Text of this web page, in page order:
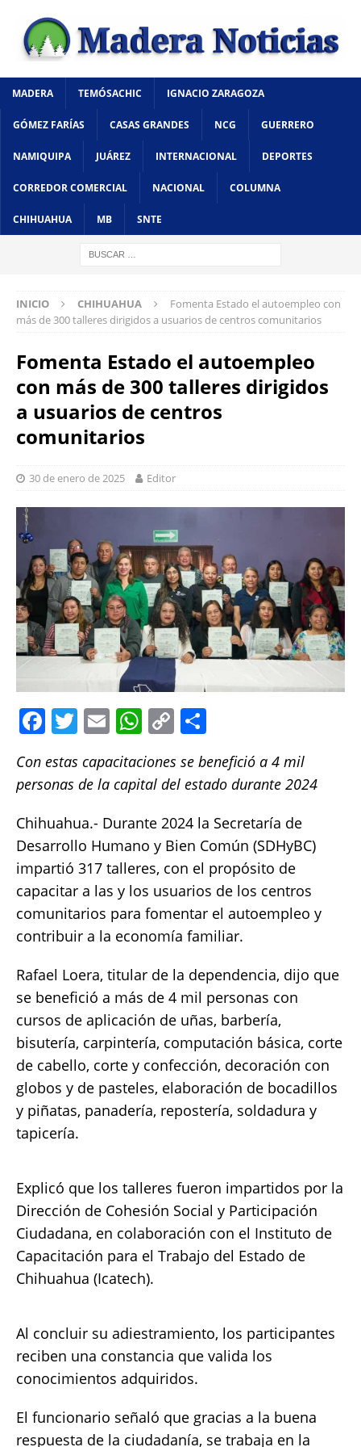
MADERA TEMÓSACHIC IGNACIO ZARAGOZA
GÓMEZ FARÍAS CASAS GRANDES NCG GUERRERO
NAMIQUIPA JUÁREZ INTERNACIONAL DEPORTES
CORREDOR COMERCIAL NACIONAL COLUMNA
CHIHUAHUA MB SNTE
INICIO CHIHUAHUA
Fomenta Estado el autoempleo con
más de 300 talleres dirigidos a usuarios de centros comunitarios
Fomenta Estado el autoempleo
con más de 300 talleres dirigidos
a usuarios de centros
comunitarios
30 de enero de 2025 Editor
F
c
e
b
o
o
k
T
it
te
r
E
m
ai
l
W
h
at
s
A
p
p
C
p
y
Li
n
k
a
re
Con estas capacitaciones se benefició a 4 mil
personas de la capital del estado durante 2024
Chihuahua.- Durante 2024 la Secretaría de
Desarrollo Humano y Bien Común (SDHyBC)
impartió 317 talleres, con el propósito de
capacitar a las y los usuarios de los centros
comunitarios para fomentar el autoempleo y
contribuir a la economía familiar.
Rafael Loera, titular de la dependencia, dijo que
se benefició a más de 4 mil personas con
cursos de aplicación de uñas, barbería,
⁠⁠bisutería, carpintería, computación básica, corte
de cabello, corte y confección, decoración con
globos y de pasteles, ⁠elaboración de bocadillos
y piñatas, panadería, repostería, soldadura y
tapicería.
Explicó que los talleres fueron impartidos por la
Dirección de Cohesión Social y Participación
Ciudadana, en colaboración con el Instituto de
Capacitación para el Trabajo del Estado de
Chihuahua (Icatech).
Al concluir su adiestramiento, los participantes
reciben una constancia que valida los
conocimientos adquiridos.
El funcionario señaló que gracias a la buena
respuesta de la ciudadanía, se trabaja en la